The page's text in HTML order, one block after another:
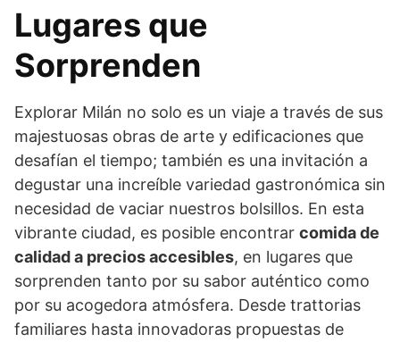
Lugares que
Sorprenden
Explorar Milán no solo es un viaje a través de sus
majestuosas obras de arte y edificaciones que
desafían el tiempo; también es una invitación a
degustar una increíble variedad gastronómica sin
necesidad de vaciar nuestros bolsillos. En esta
vibrante ciudad, es posible encontrar comida de
calidad a precios accesibles, en lugares que
sorprenden tanto por su sabor auténtico como
por su acogedora atmósfera. Desde trattorias
familiares hasta innovadoras propuestas de